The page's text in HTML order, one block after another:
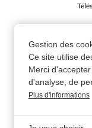
Gestion des
Ce site utilise
Merci
d'analyse, de
Plus d'informations
NOS